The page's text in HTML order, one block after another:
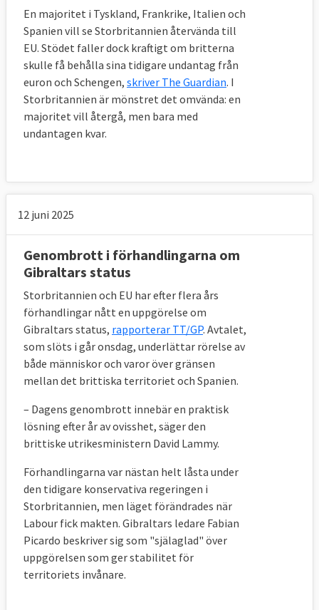
Nordirland skulle dock ligga närmare EU:s
regelverk och ska behålla många lagar och
standarder som gäller för EU:s inre marknad
för bland annat livsmedel och varor i syfte
att undvika en hård gräns med republiken
Irland. Det innebär att brittiska produkter
som inte tillverkats enligt EU-regler måste
kontrolleras någonstans – antingen direkt i
standarder, som regler för statsstöd, skatter,
arbetsrätt eller miljöregler. EU-sidan har
oroats för att britterna ska sänka sina
standarder för att konkurrera ut EU-företag
under ett scenario där nödlösningen gäller.
Nödlösningen träder i kraft första januari
2021 om EU och Storbritannien inte innan
första juli 2020 har enats om det framtida
samarbetet. Ingendera part önskar dock att
så ska behöva ske.
Om nödlösningen väl börjar gälla och endera
part sedermera anser att den bör avvecklas
godkännande. Detta har skapat ilska bland
vissa brexitörer oroas för att Storbritannien
på så sätt låses in i en tullunion med EU för
en lång tid framöver.
11. Vad händer med internationella avtal
som EU slutit för Storbritannien?
En majoritet i Tyskland, Frankrike, Italien och
Spanien vill se Storbritannien återvända till
EU. Stödet faller dock kraftigt om britterna
skulle få behålla sina tidigare undantag från
euron och Schengen, skriver The Guardian. I
Storbritannien är mönstret det omvända: en
majoritet vill återgå, men bara med
undantagen kvar.
12 juni 2025
Genombrott i förhandlingarna om
Gibraltars status
Storbritannien och EU har efter flera års
förhandlingar nått en uppgörelse om
Gibraltars status, rapporterar TT/GP. Avtalet,
som slöts i går onsdag, underlättar rörelse av
både människor och varor över gränsen
mellan det brittiska territoriet och Spanien.
– Dagens genombrott innebär en praktisk
lösning efter år av ovisshet, säger den
brittiske utrikesministern David Lammy.
Förhandlingarna var nästan helt låsta under
den tidigare konservativa regeringen i
Storbritannien, men läget förändrades när
Labour fick makten. Gibraltars ledare Fabian
Picardo beskriver sig som "själaglad" över
uppgörelsen som ger stabilitet för
territoriets invånare.